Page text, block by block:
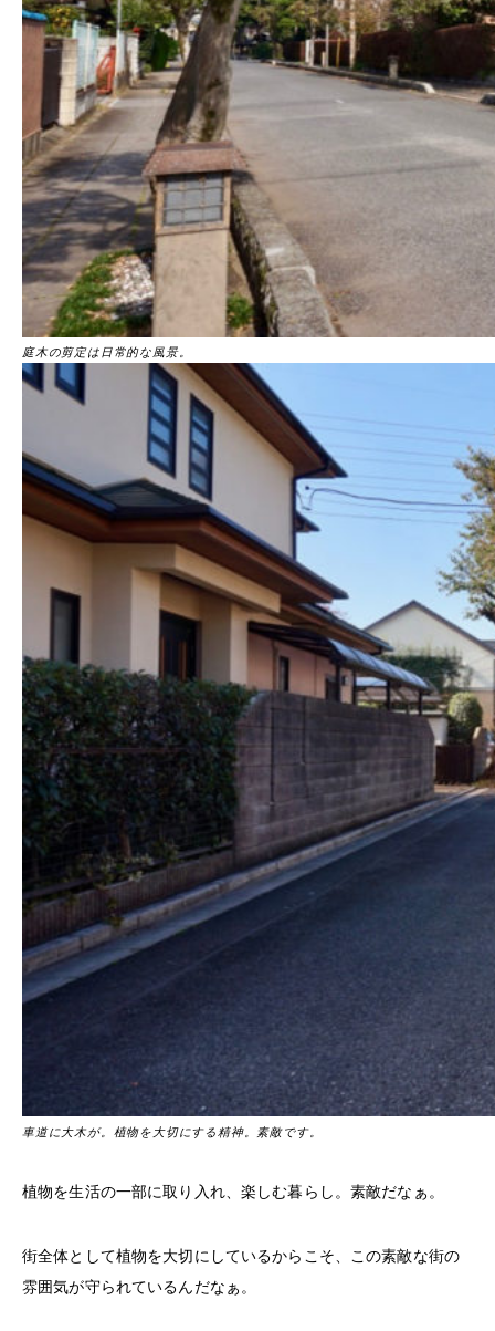
庭木の剪定は日常的な風景。
車道に大木が。植物を大切にする精神。素敵です。
植物を生活の一部に取り入れ、楽しむ暮らし。素敵だなぁ。
街全体として植物を大切にしているからこそ、この素敵な街の
雰囲気が守られているんだなぁ。